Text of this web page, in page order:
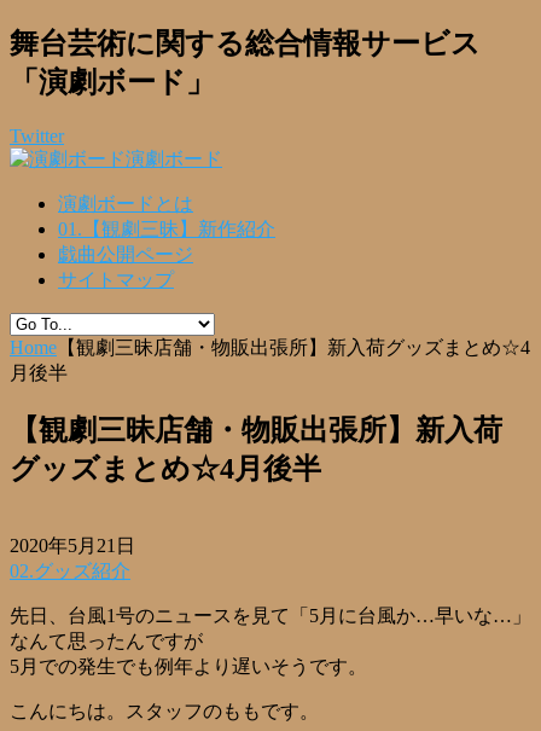
舞台芸術に関する総合情報サービス
「演劇ボード」
Twitter
演劇ボード
演劇ボードとは
01.【観劇三昧】新作紹介
戯曲公開ページ
サイトマップ
Home 【観劇三昧店舗・物販出張所】新入荷グッズまとめ☆4
月後半
【観劇三昧店舗・物販出張所】新入荷
グッズまとめ☆4月後半
2020年5月21日
02.グッズ紹介
先日、台風1号のニュースを見て「5月に台風か…早いな…」
なんて思ったんですが
5月での発生でも例年より遅いそうです。
こんにちは。スタッフのももです。